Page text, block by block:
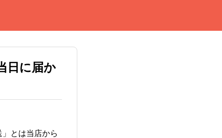
日に届か
とは当店から